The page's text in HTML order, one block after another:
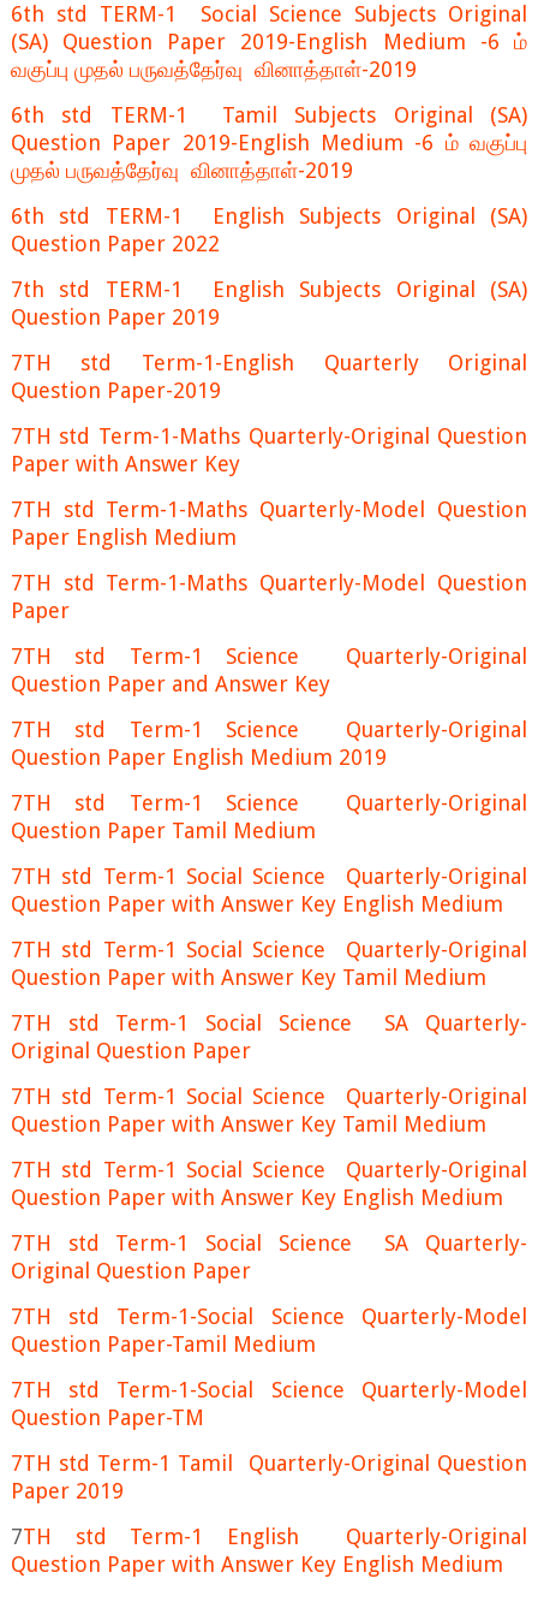
6th std TERM-1 Social Science Subjects Original
(SA) Question Paper 2019-English Medium -6 ம்
வகுப்பு முதல் பருவத்தேர்வு வினாத்தாள்-2019
6th std TERM-1 Tamil Subjects Original (SA)
Question Paper 2019-English Medium -6 ம் வகுப்பு
முதல் பருவத்தேர்வு வினாத்தாள்-2019
6th std TERM-1 English Subjects Original (SA)
Question Paper 2022
7th std TERM-1 English Subjects Original (SA)
Question Paper 2019
7TH std Term-1-English Quarterly Original
Question Paper-2019
7TH std Term-1-Maths Quarterly-Original Question
Paper with Answer Key
7TH std Term-1-Maths Quarterly-Model Question
Paper English Medium
7TH std Term-1-Maths Quarterly-Model Question
Paper
7TH std Term-1 Science Quarterly-Original
Question Paper and Answer Key
7TH std Term-1 Science Quarterly-Original
Question Paper English Medium 2019
7TH std Term-1 Science Quarterly-Original
Question Paper Tamil Medium
7TH std Term-1 Social Science Quarterly-Original
Question Paper with Answer Key English Medium
7TH std Term-1 Social Science Quarterly-Original
Question Paper with Answer Key Tamil Medium
7TH std Term-1 Social Science SA Quarterly-
Original Question Paper
7TH std Term-1 Social Science Quarterly-Original
Question Paper with Answer Key Tamil Medium
7TH std Term-1 Social Science Quarterly-Original
Question Paper with Answer Key English Medium
7TH std Term-1 Social Science SA Quarterly-
Original Question Paper
7TH std Term-1-Social Science Quarterly-Model
Question Paper-Tamil Medium
7TH std Term-1-Social Science Quarterly-Model
Question Paper-TM
7TH std Term-1 Tamil Quarterly-Original Question
Paper 2019
7TH std Term-1 English Quarterly-Original
Question Paper with Answer Key English Medium